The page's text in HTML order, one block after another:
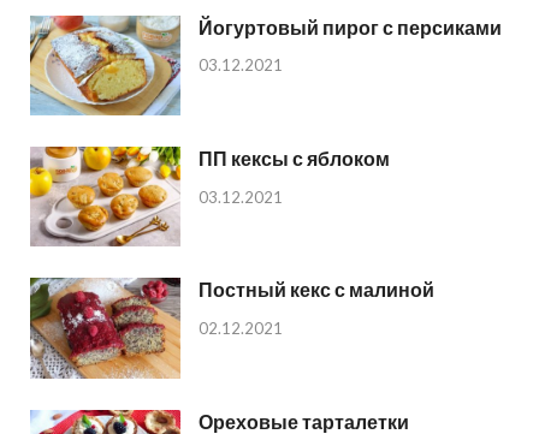
Йогуртовый пирог с персиками
03.12.2021
ПП кексы с яблоком
03.12.2021
Постный кекс с малиной
02.12.2021
Ореховые тарталетки